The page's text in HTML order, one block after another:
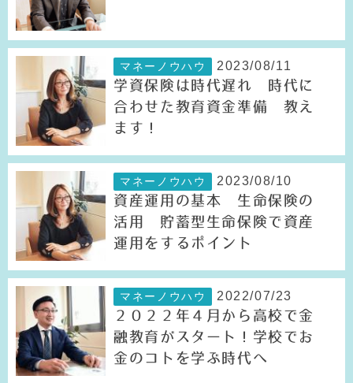
マネーノウハウ 2023/08/11
学資保険は時代遅れ 時代に
合わせた教育資金準備 教え
ます！
マネーノウハウ 2023/08/10
資産運用の基本 生命保険の
活用 貯蓄型生命保険で資産
運用をするポイント
マネーノウハウ 2022/07/23
２０２２年４月から高校で金
融教育がスタート！学校でお
金のコトを学ぶ時代へ